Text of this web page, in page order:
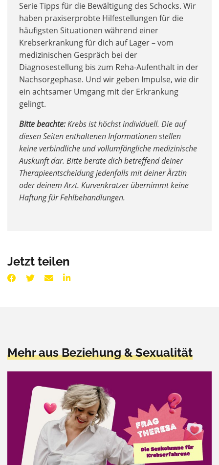
Serie Tipps für die Bewältigung des Schocks. Wir
haben praxiserprobte Hilfestellungen für die
häufigsten Situationen während einer
Krebserkrankung für dich auf Lager – vom
medizinischen Gespräch bei der
Diagnosestellung bis zum Reha-Aufenthalt in der
Nachsorgephase. Und wir geben Impulse, wie dir
ein achtsamer Umgang mit der Erkrankung
gelingt.
Bitte beachte:Krebs ist höchst individuell. Die auf
diesen Seiten enthaltenen Informationen stellen
keine verbindliche und vollumfängliche medizinische
Auskunft dar. Bitte berate dich betreffend deiner
Therapieentscheidung jedenfalls mit deiner Ärztin
oder deinem Arzt. Kurvenkratzer übernimmt keine
Haftung für Fehlbehandlungen.
Jetzt teilen
Mehr aus Beziehung & Sexualität